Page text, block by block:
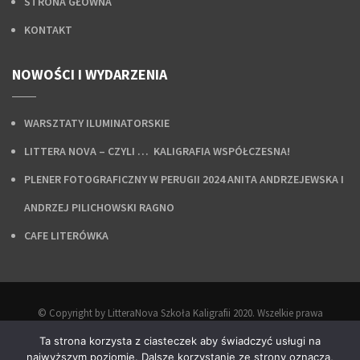
KONTAKT
NOWOŚCI I WYDARZENIA
WARSZTATY ILUMINATORSKIE
LITTERA NOVA – CZYLI … KALIGRAFIA WSPÓŁCZESNA!
PLENER FOTOGRAFICZNY W PERUGII 2024 ANITA ANDRZEJEWSKA I
ANDRZEJ PILICHOWSKI RAGNO
CAFE LITERÓWKA
© Copyright by LitteraNova Szkoła Kaligrafii 2020. Wszelkie prawa
Projekt i wykonanie:Agencja Interaktywna Epoka.
Ta strona korzysta z ciasteczek aby świadczyć usługi na
najwyższym poziomie. Dalsze korzystanie ze strony oznacza,